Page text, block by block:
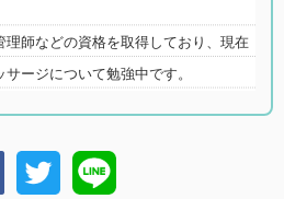
師などの資格を取得しており、現在
ージについて勉強中です。